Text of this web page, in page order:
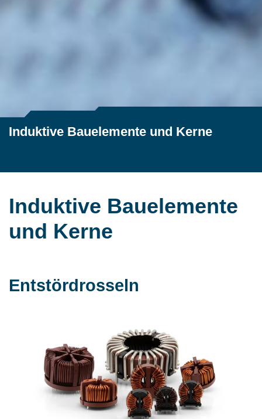
Induktive Bauelemente und Kerne
Induktive Bauelemente
und Kerne
Entstördrosseln